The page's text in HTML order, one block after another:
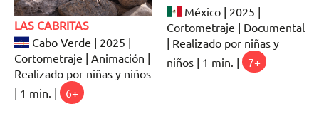
LAS CABRITAS
Cabo Verde | 2025 |
Cortometraje | Animación |
Realizado por niñas y niños
| 1 min. |
6+
México | 2025 |
Cortometraje | Documental
| Realizado por niñas y
niños | 1 min. |
7+